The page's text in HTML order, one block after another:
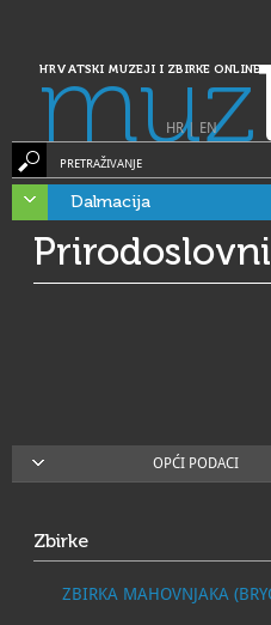
HRVATSKI MUZEJI I ZBIRKE ONLINE
muz
HR| EN
PRETRAŽIVANJE
Dalmacija
OPĆI PODACI
Zbirke
ZBIRKA MAHOVNJAKA